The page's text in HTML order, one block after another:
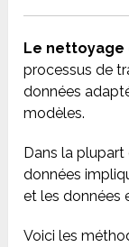
Le nettoyage
processus de
données
modèles.
Dans la
données
et les données
Voici les